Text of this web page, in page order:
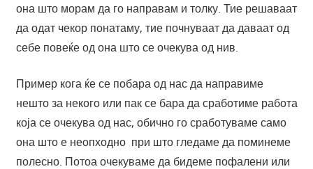
она што морам да го направам и толку. Тие решаваат
да одат чекор понатаму, тие почнуваат да даваат од
себе повеќе од она што се очекува од нив.
Пример кога ќе се побара од нас да направиме
нешто за некого или пак се бара да сработиме работа
која се очекува од нас, обично го сработуваме само
она што е неопходно при што гледаме да поминеме
полесно. Потоа очекуваме да бидеме пофалени или